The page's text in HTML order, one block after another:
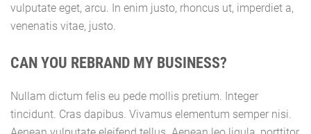
vulputate eget, arcu. In enim justo, rhoncus ut, imperdiet a,
venenatis vitae, justo.
CAN YOU REBRAND MY BUSINESS?
Nullam dictum felis eu pede mollis pretium. Integer
tincidunt. Cras dapibus. Vivamus elementum semper nisi.